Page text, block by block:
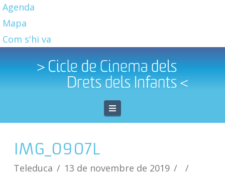
Agenda
Mapa
Com s'hi va
Navigation
IMG_0907L
Teleduca
13 de novembre de 2019